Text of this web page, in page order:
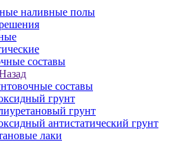
наливные полы
составы
составы
грунт
грунт
антистатический грунт
лаки